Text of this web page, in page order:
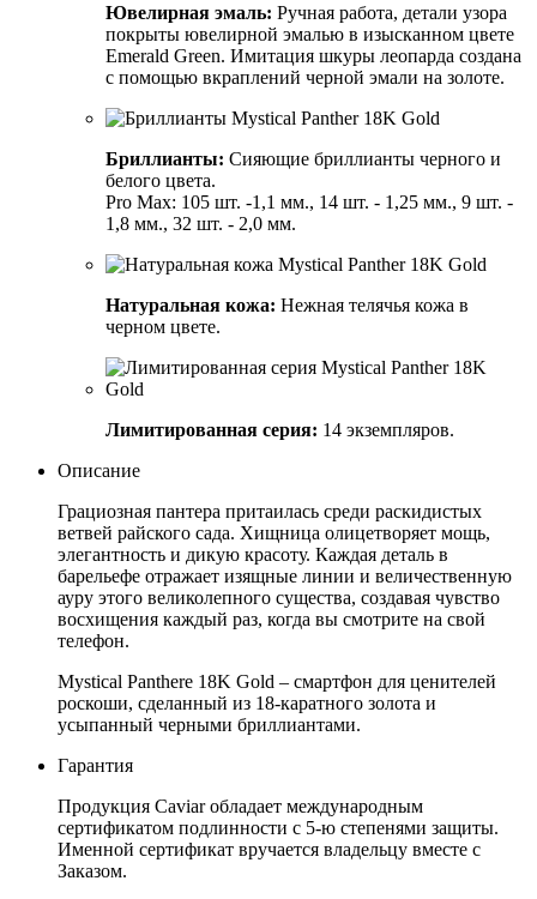
Ювелирная эмаль: Ручная работа, детали узора
покрыты ювелирной эмалью в изысканном цвете
Emerald Green. Имитация шкуры леопарда создана
с помощью вкраплений черной эмали на золоте.
Бриллианты: Сияющие бриллианты черного и
белого цвета.
Pro Max: 105 шт. -1,1 мм., 14 шт. - 1,25 мм., 9 шт. -
1,8 мм., 32 шт. - 2,0 мм.
Натуральная кожа: Нежная телячья кожа в
черном цвете.
Лимитированная серия: 14 экземпляров.
Описание
Грациозная пантера притаилась среди раскидистых
ветвей райского сада. Хищница олицетворяет мощь,
элегантность и дикую красоту. Каждая деталь в
барельефе отражает изящные линии и величественную
ауру этого великолепного существа, создавая чувство
восхищения каждый раз, когда вы смотрите на свой
телефон.
Mystical Panthere 18K Gold – смартфон для ценителей
роскоши, сделанный из 18-каратного золота и
усыпанный черными бриллиантами.
Гарантия
Продукция Caviar обладает международным
сертификатом подлинности с 5-ю степенями защиты.
Именной сертификат вручается владельцу вместе с
Заказом.